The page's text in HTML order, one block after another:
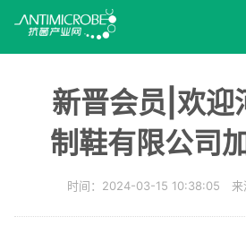
新晋会员|欢迎
制鞋有限公司
时间：2024-03-15 10:38:05 来